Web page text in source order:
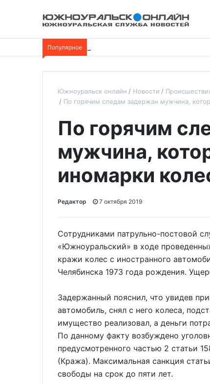
Популярное
Южноуральск онлайн Новости
По горячим следам задержан мужчина,
По горячим
мужчина,
иномарки
Редактор 7 октября 2019
Сотрудниками патрульно-постовой
«Южноуральский» в ходе
кражи колес с иностранного
Челябинска 1973 года рождения.
Задержанный пояснил, что увидев
автомобиль, снял с него колеса,
имущество реализовал, а деньги
По данному факту возбуждено
предусмотренного частью 2 статьи
(Кража). Максимальная санкция
свободы на срок до пяти лет.